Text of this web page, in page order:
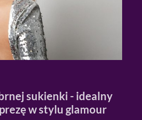
sukienki - idealny
w stylu glamour